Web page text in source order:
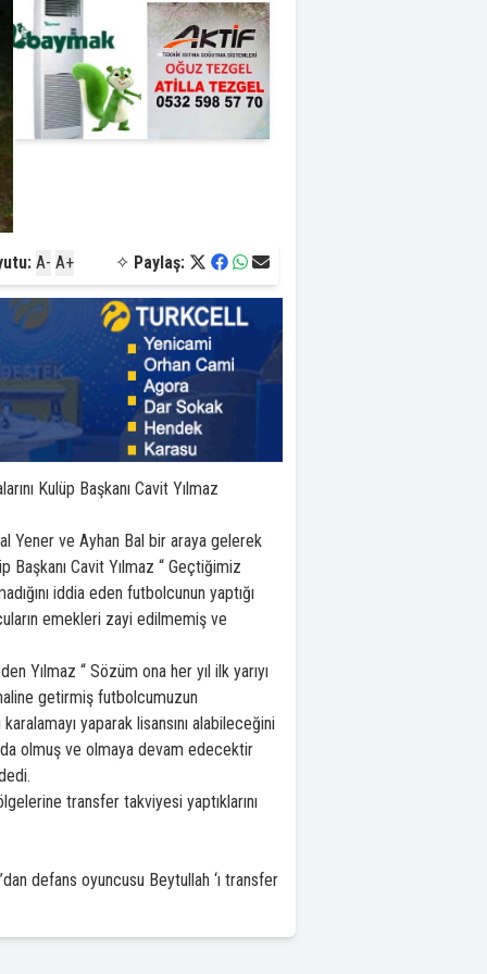
A- A+ ✧ Paylaş:
Kulüp Başkanı Cavit Yılmaz
Yener ve Ayhan Bal bir araya gelerek
Başkanı Cavit Yılmaz “ Geçtiğimiz
iddia eden futbolcunun yaptığı
emekleri zayi edilmemiş ve
Yılmaz “ Sözüm ona her yıl ilk yarıyı
getirmiş futbolcumuzun
yaparak lisansını alabileceğini
olmuş ve olmaya devam edecektir
transfer takviyesi yaptıklarını
defans oyuncusu Beytullah ‘ı transfer